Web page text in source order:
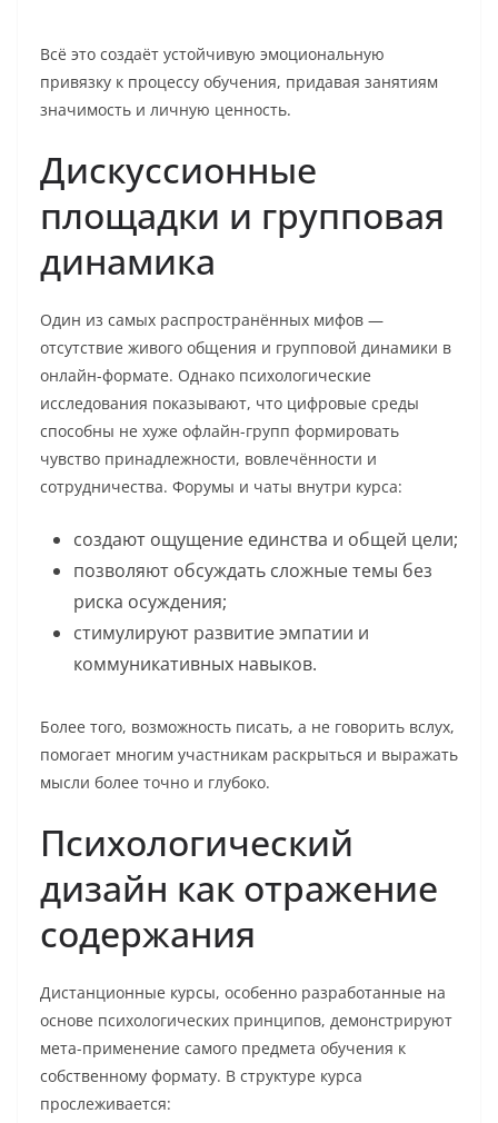
Всё это создаёт устойчивую эмоциональную
привязку к процессу обучения, придавая занятиям
значимость и личную ценность.
Дискуссионные
площадки и групповая
динамика
Один из самых распространённых мифов —
отсутствие живого общения и групповой динамики в
онлайн-формате. Однако психологические
исследования показывают, что цифровые среды
способны не хуже офлайн-групп формировать
чувство принадлежности, вовлечённости и
сотрудничества. Форумы и чаты внутри курса:
создают ощущение единства и общей цели;
позволяют обсуждать сложные темы без
риска осуждения;
стимулируют развитие эмпатии и
коммуникативных навыков.
Более того, возможность писать, а не говорить вслух,
помогает многим участникам раскрыться и выражать
мысли более точно и глубоко.
Психологический
дизайн как отражение
содержания
Дистанционные курсы, особенно разработанные на
основе психологических принципов, демонстрируют
мета-применение самого предмета обучения к
собственному формату. В структуре курса
прослеживается: